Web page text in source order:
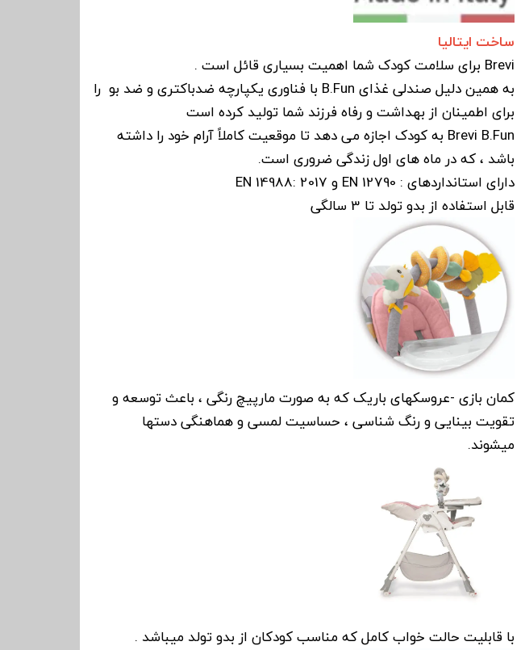
ساخت ایتالیا
Brevi برای سلامت کودک شما اهمیت بسیاری قائل است .
به همین دلیل صندلی غذای B.Fun با فناوری یکپارچه ضدباکتری و ضد بو را
برای اطمینان از بهداشت و رفاه فرزند شما تولید کرده است
Brevi B.Fun به کودک اجازه می دهد تا موقعیت کاملاً آرام خود را داشته
باشد ، که در ماه های اول زندگی ضروری است.
دارای استانداردهای : EN 12790 و EN 14988: 2017
قابل استفاده از بدو تولد تا 3 سالگی
کمان بازی -عروسکهای باریک که به صورت مارپیچ رنگی ، باعث توسعه و
تقویت بینایی و رنگ شناسی ، حساسیت لمسی و هماهنگی دستها
میشوند.
با قابلیت حالت خواب کامل که مناسب کودکان از بدو تولد میباشد .